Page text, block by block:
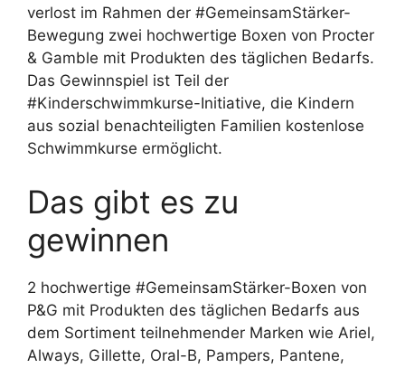
verlost im Rahmen der #GemeinsamStärker-
Bewegung zwei hochwertige Boxen von Procter
& Gamble mit Produkten des täglichen Bedarfs.
Das Gewinnspiel ist Teil der
#Kinderschwimmkurse-Initiative, die Kindern
aus sozial benachteiligten Familien kostenlose
Schwimmkurse ermöglicht.
Das gibt es zu
gewinnen
2 hochwertige #GemeinsamStärker-Boxen von
P&G mit Produkten des täglichen Bedarfs aus
dem Sortiment teilnehmender Marken wie Ariel,
Always, Gillette, Oral-B, Pampers, Pantene,